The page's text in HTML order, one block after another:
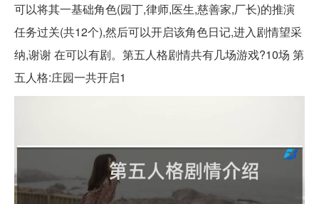
可以将其一基础角色(园丁,律师,医生,慈善家,厂长)的推演
任务过关(共12个),然后可以开启该角色日记,进入剧情望采
纳,谢谢 在可以有剧。第五人格剧情共有几场游戏?10场 第
五人格:庄园一共开启1